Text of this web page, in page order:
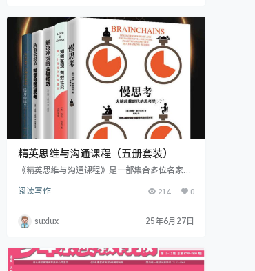
4、主题阅读 针对每单元的阅读要素设计有效…
精英思维与沟通课程（五册套装）
《精英思维与沟通课程》是一部集合多位名家智
利、凯伦·伯格、达纳·卡斯帕森、卡洛琳·塔格
作。 【故事背景】 在这个网络无孔不入和信息
严重超载的时代，我们每个人都面临着大脑生产
这样的背景，旨在帮助读者提升思维与沟通能
力。 【内容亮点】 书中包含了《慢思考：大脑
阅读写作 214 0
suxlux 25年6月27日